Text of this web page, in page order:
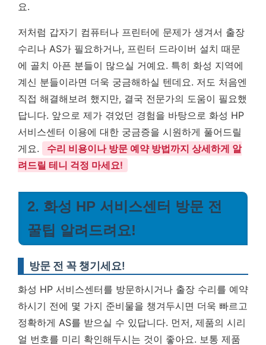
요.
저처럼 갑자기 컴퓨터나 프린터에 문제가 생겨서 출장
수리나 AS가 필요하거나, 프린터 드라이버 설치 때문
에 골치 아픈 분들이 많으실 거예요. 특히 화성 지역에
계신 분들이라면 더욱 궁금해하실 텐데요. 저도 처음엔
직접 해결해보려 했지만, 결국 전문가의 도움이 필요했
답니다. 앞으로 제가 겪었던 경험을 바탕으로 화성 HP
서비스센터 이용에 대한 궁금증을 시원하게 풀어드릴
게요.
수리 비용이나 방문 예약 방법까지 상세하게 알
려드릴 테니 걱정 마세요!
2. 화성 HP 서비스센터 방문 전
꿀팁 알려드려요!
방문 전 꼭 챙기세요!
화성 HP 서비스센터를 방문하시거나 출장 수리를 예약
하시기 전에 몇 가지 준비물을 챙겨두시면 더욱 빠르고
정확하게 AS를 받으실 수 있답니다. 먼저, 제품의 시리
얼 번호를 미리 확인해두시는 것이 좋아요. 보통 제품